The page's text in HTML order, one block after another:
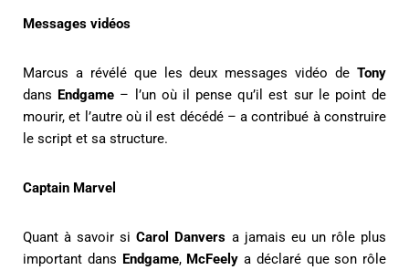
Messages vidéos
Marcus a révélé que les deux messages vidéo de Tony
dans Endgame – l’un où il pense qu’il est sur le point de
mourir, et l’autre où il est décédé – a contribué à construire
le script et sa structure.
Captain Marvel
Quant à savoir siCarol Danvers a jamais eu un rôle plus
important dans Endgame, McFeely a déclaré que son rôle